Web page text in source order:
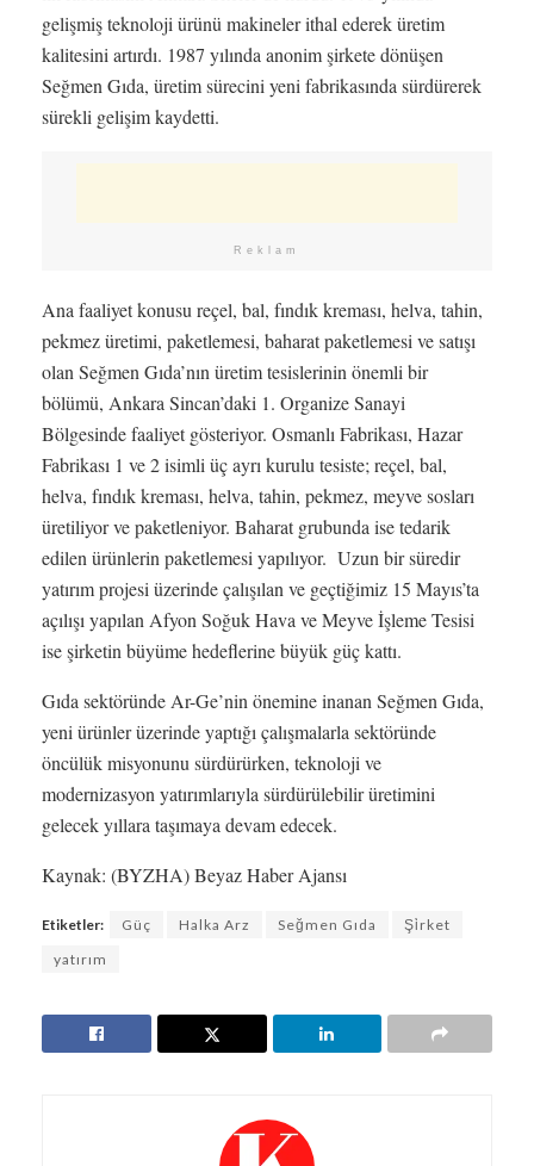
gelişmiş teknoloji ürünü makineler ithal ederek üretim
kalitesini artırdı. 1987 yılında anonim şirkete dönüşen
Seğmen Gıda, üretim sürecini yeni fabrikasında sürdürerek
sürekli gelişim kaydetti.
Reklam
Ana faaliyet konusu reçel, bal, fındık kreması, helva, tahin,
pekmez üretimi, paketlemesi, baharat paketlemesi ve satışı
olan Seğmen Gıda’nın üretim tesislerinin önemli bir
bölümü, Ankara Sincan’daki 1. Organize Sanayi
Bölgesinde faaliyet gösteriyor. Osmanlı Fabrikası, Hazar
Fabrikası 1 ve 2 isimli üç ayrı kurulu tesiste; reçel, bal,
helva, fındık kreması, helva, tahin, pekmez, meyve sosları
üretiliyor ve paketleniyor. Baharat grubunda ise tedarik
edilen ürünlerin paketlemesi yapılıyor. Uzun bir süredir
yatırım projesi üzerinde çalışılan ve geçtiğimiz 15 Mayıs’ta
açılışı yapılan Afyon Soğuk Hava ve Meyve İşleme Tesisi
ise şirketin büyüme hedeflerine büyük güç kattı.
Gıda sektöründe Ar-Ge’nin önemine inanan Seğmen Gıda,
yeni ürünler üzerinde yaptığı çalışmalarla sektöründe
öncülük misyonunu sürdürürken, teknoloji ve
modernizasyon yatırımlarıyla sürdürülebilir üretimini
gelecek yıllara taşımaya devam edecek.
Kaynak: (BYZHA) Beyaz Haber Ajansı
Etiketler: Güç Halka Arz Seğmen Gıda
Şi̇rket
yatırım